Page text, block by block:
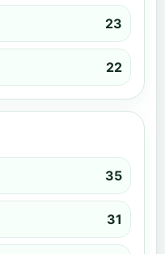
23
22
35
31